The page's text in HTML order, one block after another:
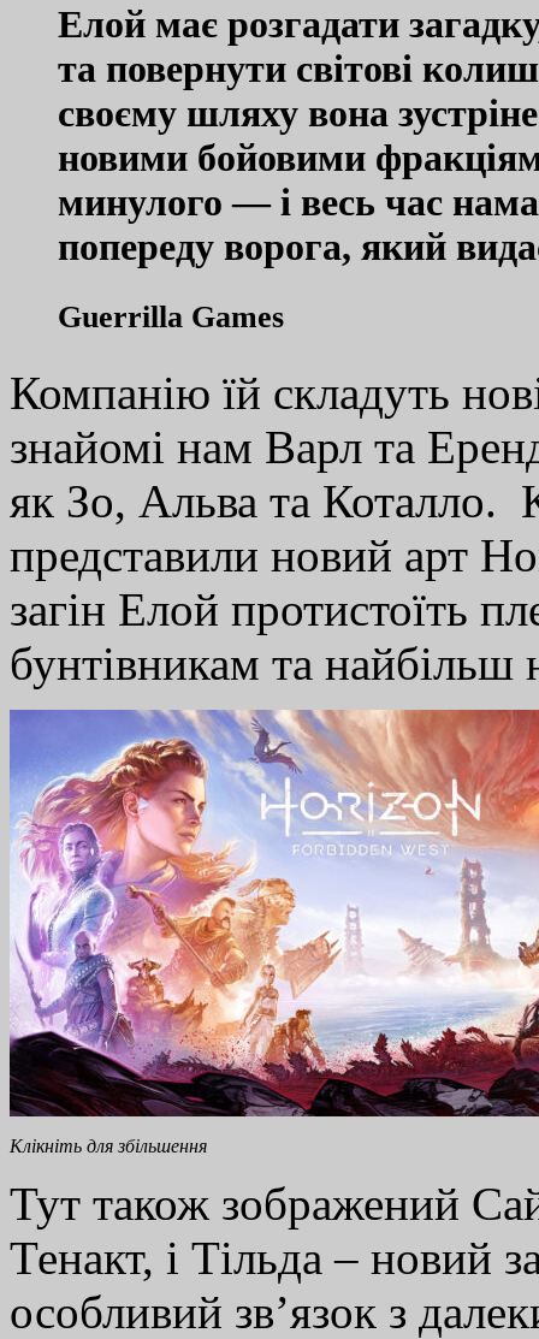
Елой має розгадати
та повернути світові
своєму шляху вона
новими бойовими
минулого — і весь час
попереду ворога, який
Guerrilla Games
Компанію їй складуть
знайомі нам Варл та
як Зо, Альва та Коталло.
представили новий арт
загін Елой протистоїть
бунтівникам та
Клікніть для збільшення
Тут також зображений
Тенакт, і Тільда ​​– новий
особливий зв’язок з